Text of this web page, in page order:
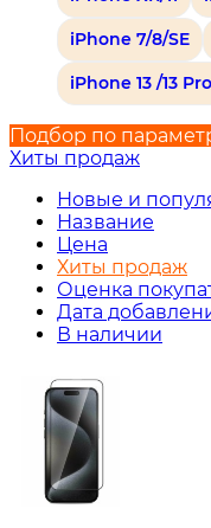
iPhone 7/8/SE
iPhone 13 /13
Подбор по
Хиты продаж
Новые и
Название
Цена
Хиты продаж
Оценка
Дата
В наличии